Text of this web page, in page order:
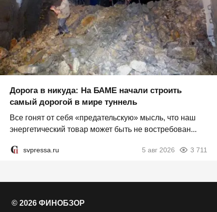
Дорога в никуда: На БАМЕ начали строить
самый дорогой в мире туннель
Все гонят от себя «предательскую» мысль, что наш
энергетический товар может быть не востребован...
svpressa.ru 5 авг 2026 3 711
© 2026 ФИНОБЗОР